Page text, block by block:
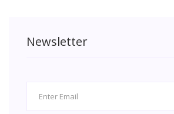
Newsletter